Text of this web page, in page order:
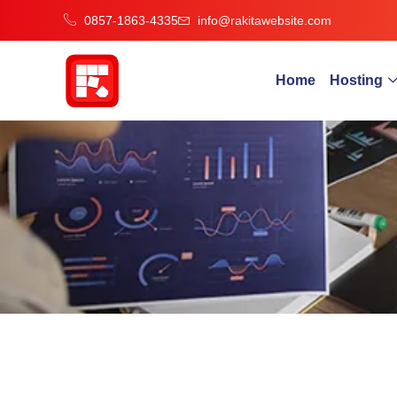
0857-1863-4335 info@rakitawebsite.com
Home Hosting